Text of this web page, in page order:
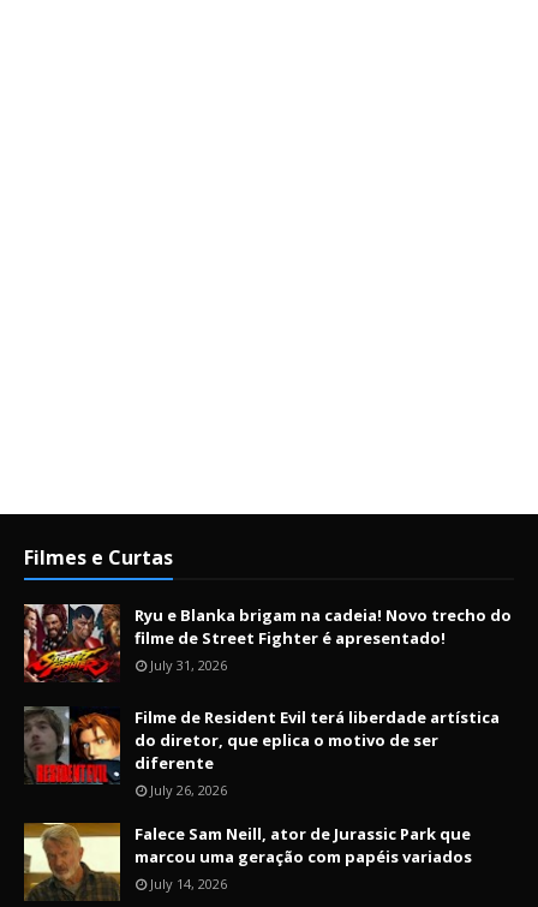
Filmes e Curtas
Ryu e Blanka brigam na cadeia! Novo trecho do
filme de Street Fighter é apresentado!
July 31, 2026
Filme de Resident Evil terá liberdade artística
do diretor, que eplica o motivo de ser
diferente
July 26, 2026
Falece Sam Neill, ator de Jurassic Park que
marcou uma geração com papéis variados
July 14, 2026